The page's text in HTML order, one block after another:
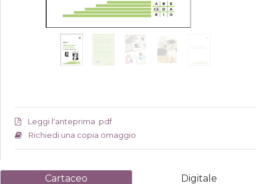
Leggi l'anteprima .pdf
Richiedi una copia omaggio
Cartaceo Digitale